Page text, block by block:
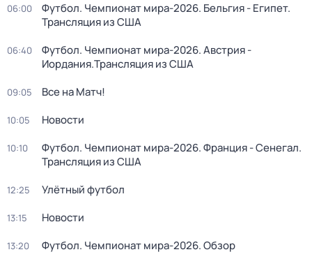
06:00
Футбол. Чемпионат мира-2026. Бельгия - Египет.
Трансляция из США
06:40
Футбол. Чемпионат мира-2026. Австрия -
Иордания.Трансляция из США
09:05 Все на Матч!
10:05 Новости
10:10
Футбол. Чемпионат мира-2026. Франция - Сенегал.
Трансляция из США
12:25 Улётный футбол
13:15 Новости
13:20 Футбол. Чемпионат мира-2026. Обзор